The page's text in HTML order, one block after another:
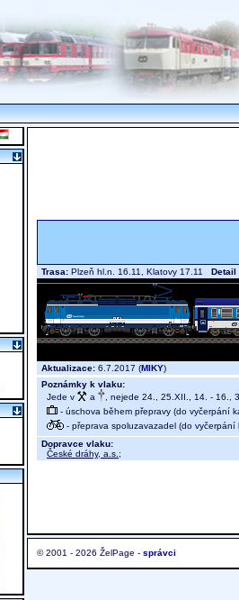
Trasa: Plzeň hl.n. 16.11, Klatovy 17.11 Detail
Aktualizace: 6.7.2017 (MIKY)
Poznámky k vlaku:
Jede v
a
, nejede 24., 25.XII., 14. - 16.,
- úschova během přepravy (do vyčerpání
- přeprava spoluzavazadel (do vyčerpání
Dopravce vlaku:
České dráhy, a.s. ;
© 2001 - 2026 ŽelPage - správci